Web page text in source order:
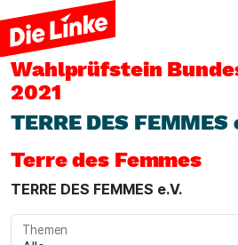
Wahlprüfstein
2021
TERRE DES FEMMES
Terre des Femmes
TERRE DES FEMMES e.V.
Themen